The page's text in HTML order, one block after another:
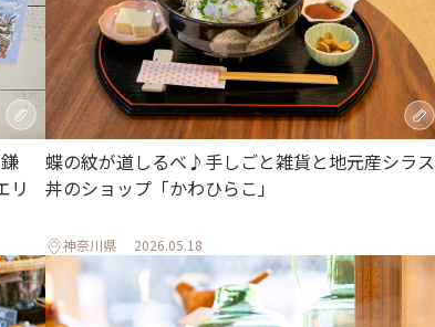
リ
蝶の紋が道しるべ♪手しごと雑貨と地元産シラス
丼のショップ「かわひらこ」
神奈川県 2026.05.18